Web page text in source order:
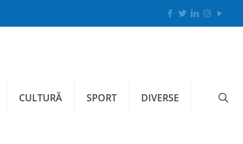
CULTURĂ SPORT DIVERSE